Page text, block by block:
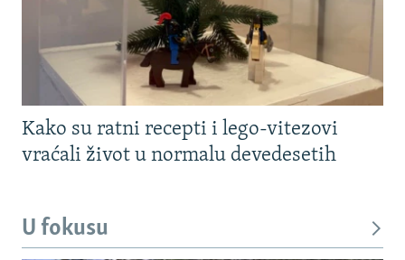
Kako su ratni recepti i lego-vitezovi
vraćali život u normalu devedesetih
U fokusu